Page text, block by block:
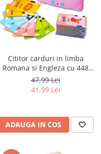
Cititor carduri in limba
Romana si Engleza cu 448
cuvinte, 224 imagini,
dezvoltare vocabular, roz
47,99 Lei
41,99 Lei
ADAUGA IN COS